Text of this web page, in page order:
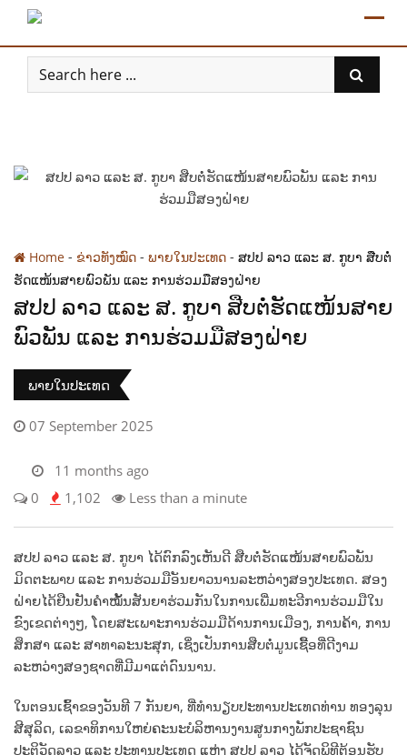
content
Home - ຂ່າວທັງໝົດ - ພາຍໃນປະເທດ - ສປປ ລາວ ແລະ ສ. ກູບາ ສືບຕໍ່
ຮັດແໜ້ນສາຍພົວພັນ ແລະ ການຮ່ວມມືສອງຝ່າຍ
ສປປ ລາວ ແລະ ສ. ກູບາ ສືບຕໍ່ຮັດແໜ້ນສາຍ
ພົວພັນ ແລະ ການຮ່ວມມືສອງຝ່າຍ
ພາຍໃນປະເທດ
07 September 2025
11 months ago
0
1,102 Less than a minute
ສປປ ລາວ ແລະ ສ. ກູບາ ໄດ້ຕົກລົງເຫັນດີ ສືບຕໍ່ຮັດແໜ້ນສາຍພົວພັນ
ມິດຕະພາບ ແລະ ການຮ່ວມມືອັນຍາວນານລະຫວ່າງສອງປະເທດ. ສອງ
ຝ່າຍໄດ້ຢືນຢັນຄຳໝັ້ນສັນຍາຮ່ວມກັນໃນການເພີ່ມທະວີການຮ່ວມມືໃນ
ຂົງເຂດຕ່າງໆ, ໂດຍສະເພາະການຮ່ວມມືດ້ານການເມືອງ, ການຄ້າ, ການ
ສຶກສາ ແລະ ສາທາລະນະສຸກ, ເຊິ່ງເປັນການສືບຕໍ່ມູນເຊື້ອທີ່ດີງາມ
ລະຫວ່າງສອງຊາດທີ່ມີມາແຕ່ດົນນານ.
ໃນຕອນເຊົ້າຂອງວັນທີ 7 ກັນຍາ, ທີ່ທຳນຽບປະທານປະເທດທ່ານ ທອງລຸນ
ສີສຸລິດ, ເລຂາທິການໃຫຍ່ຄະນະບໍລິຫານງານສູນກາງພັກປະຊາຊົນ
ປະຕິວັດລາວ ແລະ ປະທານປະເທດ ແຫ່ງ ສປປ ລາວ ໄດ້ຈັດພິທີຕ້ອນຮັບ